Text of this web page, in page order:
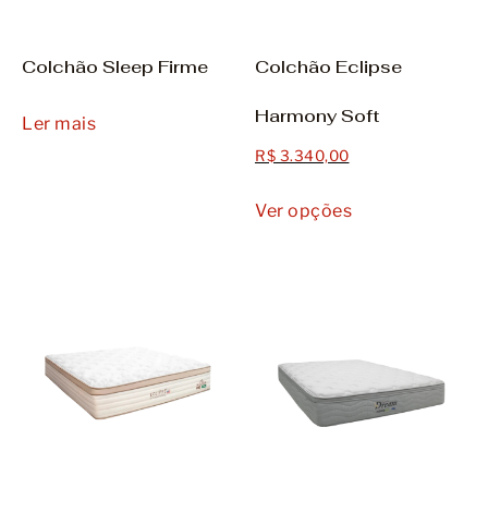
Colchão Sleep Firme
Ler mais
Colchão Eclipse
Harmony Soft
R$ 3.340,00
Ver opções